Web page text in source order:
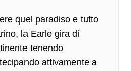
quel paradiso e tutto
la Earle gira di
tenendo
attivamente a